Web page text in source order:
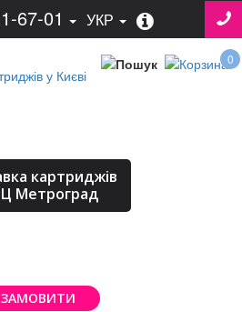
67-01 УКР
0
картриджів
Метроград
ЗАМОВИТИ